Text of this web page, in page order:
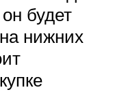
будет
нижних